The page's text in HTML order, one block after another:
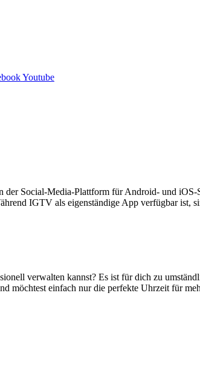
Youtube
Social-Media-Plattform für Android- und
IGTV als eigenständige App verfügbar
verwalten kannst? Es ist für dich zu
möchtest einfach nur die perfekte Uhrzeit für